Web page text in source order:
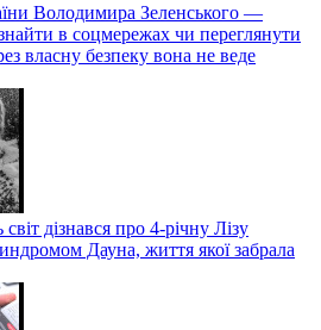
Володимира Зеленського —
в соцмережах чи переглянути
власну безпеку вона не веде
дізнався про 4-річну Лізу
Дауна, життя якої забрала